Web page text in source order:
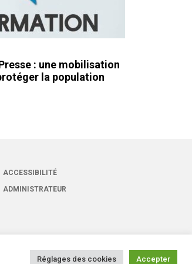
: une mobilisation
la population
ACCESSIBILITÉ
ADMINISTRATEUR
Réglages des cookies Accepter